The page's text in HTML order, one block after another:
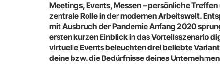
Meetings, Events, Messen – persönliche
zentrale Rolle in der modernen Arbeitswelt.
mit Ausbruch der Pandemie Anfang 2020
ersten kurzen Einblick in das Vorteilsszenario
virtuelle Events beleuchten drei beliebte
deine bzw. die Bedürfnisse deines